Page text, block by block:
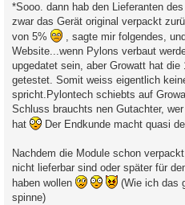
*Sooo. dann hab den Lieferanten
zwar das Gerät original verpackt
von 5%
, sagte mir folgendes,
Website...wenn Pylons verbaut
upgedatet sein, aber Growatt hat
getestet. Somit weiss eigentlich
spricht.Pylontech schiebts auf
Schluss brauchts nen Gutachter,
hat
Der Endkunde macht quasi
Nachdem die Module schon
nicht lieferbar sind oder später für
haben wollen
(Wie ich das
spinne)